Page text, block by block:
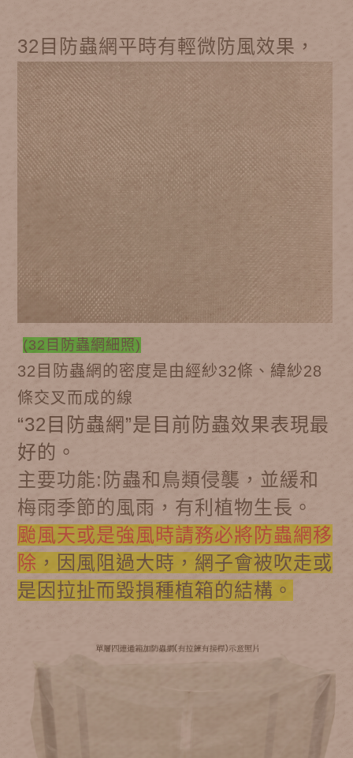
32目防蟲網平時有輕微防風效果，
(32目防蟲網細照)
32目防蟲網的密度是由經紗32條、緯紗28
條交叉而成的線
“32目防蟲網”是目前防蟲效果表現最
好的。
主要功能:防蟲和鳥類侵襲，並緩和
梅雨季節的風雨，有利植物生長。
颱風天或是強風時請務必將防蟲網移
除 ，因風阻過大時，網子會被吹走或
是因拉扯而毀損種植箱的結構。